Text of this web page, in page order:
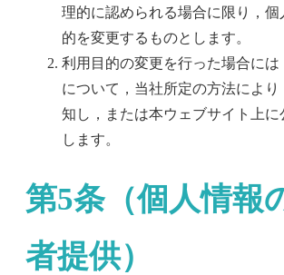
理的に認められる場合に限り，個
的を変更するものとします。
利用目的の変更を行った場合には
について，当社所定の方法により
知し，または本ウェブサイト上に
します。
第5条（個人情報
者提供）